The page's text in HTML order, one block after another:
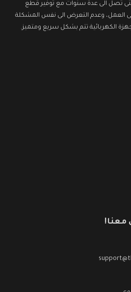
تصل الى عدة سنوات مع توفير قطع
العمل، وعدم التعرض الى نفس المشكلة
الكهربائية تتم بشكل سريع ومتميز.
معنا!